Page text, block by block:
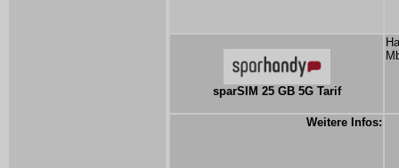
sparSIM 25 GB 5G Tarif
Weitere Infos: